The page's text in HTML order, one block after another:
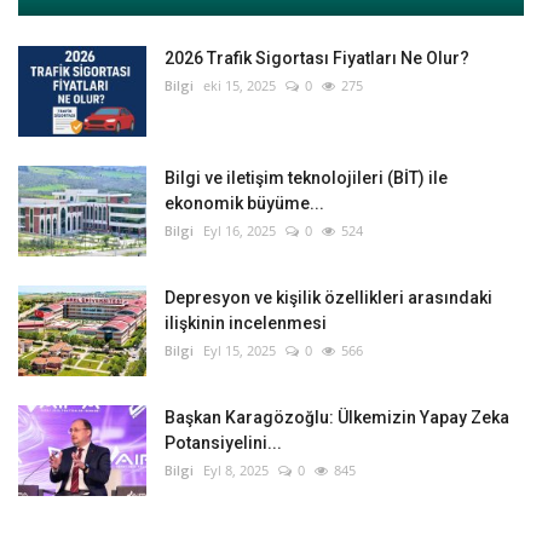
2026 Trafik Sigortası Fiyatları Ne Olur?
Bilgi eki 15, 2025 0 275
Bilgi ve iletişim teknolojileri (BİT) ile
ekonomik büyüme...
Bilgi Eyl 16, 2025 0 524
Depresyon ve kişilik özellikleri arasındaki
ilişkinin incelenmesi
Bilgi Eyl 15, 2025 0 566
Başkan Karagözoğlu: Ülkemizin Yapay Zeka
Potansiyelini...
Bilgi Eyl 8, 2025 0 845